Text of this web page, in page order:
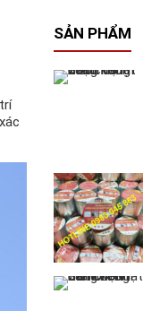
SẢN PHẨM